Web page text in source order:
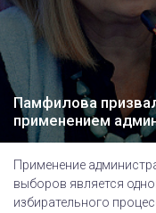
Памфилова
применением
Применение
выборов является
избирательного